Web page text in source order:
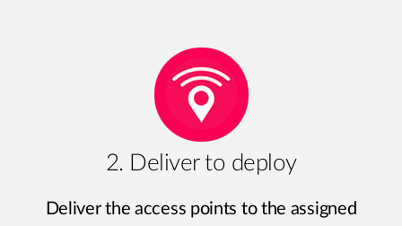
2. Deliver to deploy
Deliver the access points to the assigned